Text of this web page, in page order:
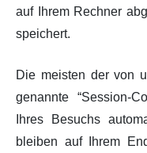
auf Ihrem Rechner
speichert.
Die meisten der von
genannte “Session-
Ihres Besuchs
bleiben auf Ihrem